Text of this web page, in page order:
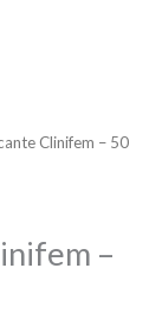
Clinifem – 50
–